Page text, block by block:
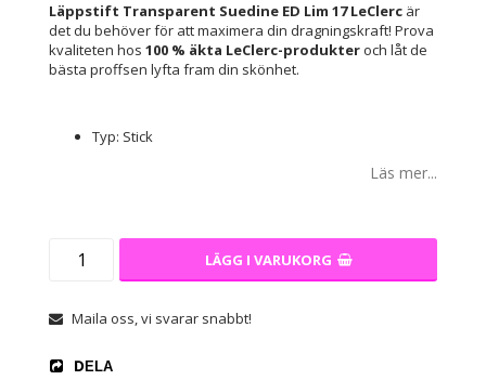
Läppstift Transparent Suedine ED Lim 17 LeClerc är
det du behöver för att maximera din dragningskraft! Prova
kvaliteten hos 100 % äkta LeClerc-produkter och låt de
bästa proffsen lyfta fram din skönhet.
Typ: Stick
Läs mer...
LÄGG I VARUKORG
Maila oss, vi svarar snabbt!
DELA